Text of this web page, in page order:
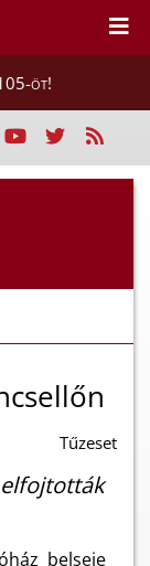
öt!
Tűzeset
belseje